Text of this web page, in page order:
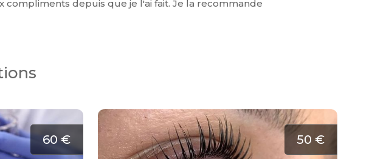
compliments depuis que je l'ai fait. Je la recommande
60 € 50 €